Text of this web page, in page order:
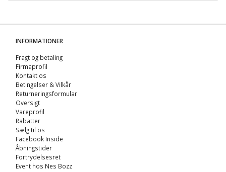
INFORMATIONER
Fragt og betaling
Firmaprofil
Kontakt os
Betingelser & Vilkår
Returneringsformular
Oversigt
Vareprofil
Rabatter
Sælg til os
Facebook Inside
Åbningstider
Fortrydelsesret
Event hos Nes Bozz